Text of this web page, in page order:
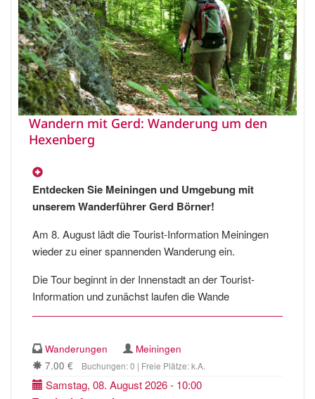
Wandern mit Gerd: Wanderung um den
Hexenberg
Entdecken Sie Meiningen und Umgebung mit
unserem Wanderführer Gerd Börner!
Am 8. August lädt die Tourist-Information Meiningen
wieder zu einer spannenden Wanderung ein.
Die Tour beginnt in der Innenstadt an der Tourist-
Information und zunächst laufen die Wande
Wanderungen
Meiningen
7.00 €
Buchungen: 0 | Freie Plätze: k.A.
Samstag, 08. August 2026 - 10:00